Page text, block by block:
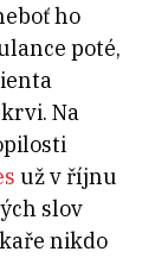
ho
poté,
Na
už v říjnu
slov
nikdo